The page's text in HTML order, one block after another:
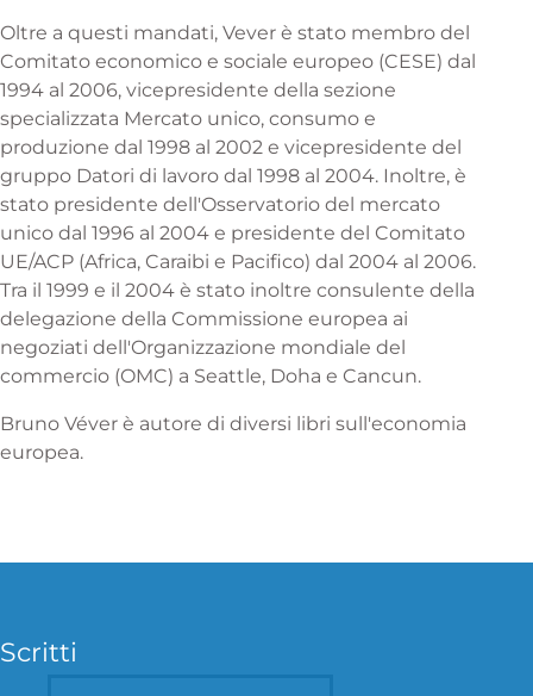
Oltre a questi mandati, Vever è stato membro del
Comitato economico e sociale europeo (CESE) dal
1994 al 2006, vicepresidente della sezione
specializzata Mercato unico, consumo e
produzione dal 1998 al 2002 e vicepresidente del
gruppo Datori di lavoro dal 1998 al 2004. Inoltre, è
stato presidente dell'Osservatorio del mercato
unico dal 1996 al 2004 e presidente del Comitato
UE/ACP (Africa, Caraibi e Pacifico) dal 2004 al 2006.
Tra il 1999 e il 2004 è stato inoltre consulente della
delegazione della Commissione europea ai
negoziati dell'Organizzazione mondiale del
commercio (OMC) a Seattle, Doha e Cancun.
Bruno Véver è autore di diversi libri sull'economia
europea.
Scritti